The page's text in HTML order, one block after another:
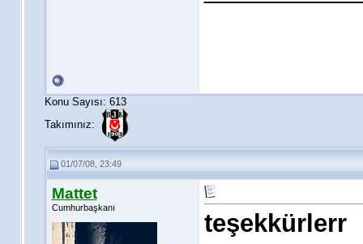
Konu Sayısı: 613
Takımınız:
01/07/08, 23:49
Mattet
Cumhurbaşkanı
teşekkürlerr